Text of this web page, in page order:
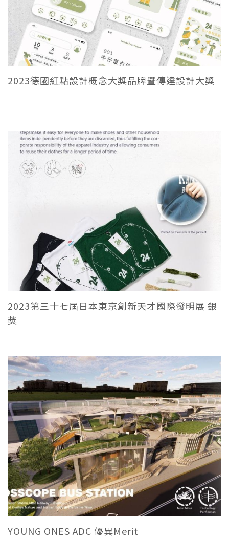
2023德國紅點設計概念大獎品牌暨傳達設計大獎
2023第三十七屆日本東京創新天才國際發明展 銀
獎
YOUNG ONES ADC 優異Merit